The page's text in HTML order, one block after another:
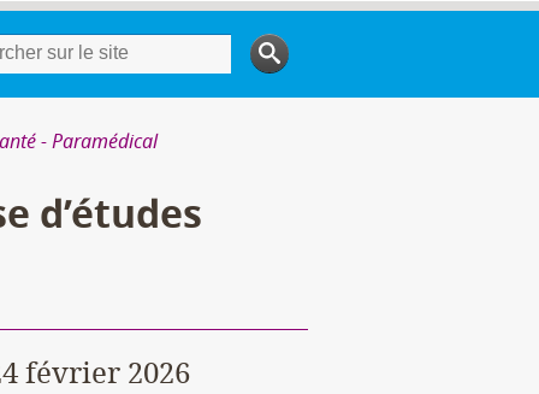
- Paramédical
d’études
février 2026